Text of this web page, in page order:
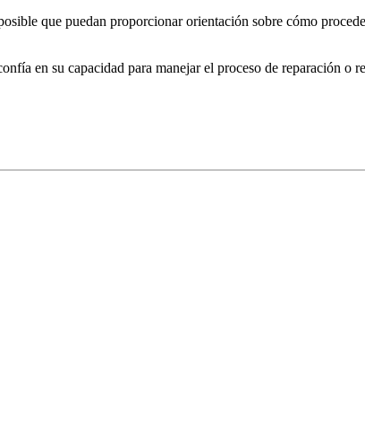
que puedan proporcionar orientación sobre cómo
en su capacidad para manejar el proceso de reparación o